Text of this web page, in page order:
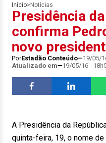
Início> Notícias
Presidência
confirma
novo
PorEstadão Conteúdo 19/05/
Atualizado em
19/05/16 -
A Presidência da
quinta-feira, 19, o nome